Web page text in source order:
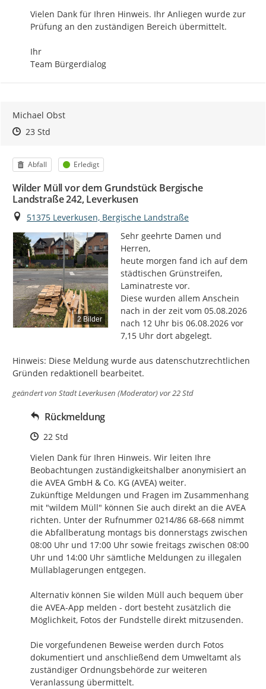
Vielen Dank für Ihren Hinweis. Ihr Anliegen wurde zur
Prüfung an den zuständigen Bereich übermittelt.
Ihr
Team Bürgerdialog
Michael Obst
Zeitpunkt des Erstellens
Zeitpunkt des Erstellens
23 StdZur Äußerung
Kategorie
Abfall Status
Erledigt
Wilder Müll vor dem Grundstück Bergische
Landstraße 242, Leverkusen
Ort
51375 Leverkusen, Bergische Landstraße
2 Bilder
Sehr geehrte Damen und
Herren,
heute morgen fand ich auf dem
städtischen Grünstreifen,
Laminatreste vor.
Diese wurden allem Anschein
nach in der zeit vom 05.08.2026
nach 12 Uhr bis 06.08.2026 vor
7,15 Uhr dort abgelegt.
Hinweis: Diese Meldung wurde aus datenschutzrechtlichen
Gründen redaktionell bearbeitet.
geändert von Stadt Leverkusen (Moderator)vor 22 Std
Rückmeldung
Zeitpunkt des Erstellens
22 Std
Vielen Dank für Ihren Hinweis. Wir leiten Ihre
Beobachtungen zuständigkeitshalber anonymisiert an
die AVEA GmbH & Co. KG (AVEA) weiter.
Zukünftige Meldungen und Fragen im Zusammenhang
mit "wildem Müll" können Sie auch direkt an die AVEA
richten. Unter der Rufnummer 0214/86 68-668 nimmt
die Abfallberatung montags bis donnerstags zwischen
08:00 Uhr und 17:00 Uhr sowie freitags zwischen 08:00
Uhr und 14:00 Uhr sämtliche Meldungen zu illegalen
Müllablagerungen entgegen.
Alternativ können Sie wilden Müll auch bequem über
die AVEA-App melden - dort besteht zusätzlich die
Möglichkeit, Fotos der Fundstelle direkt mitzusenden.
Die vorgefundenen Beweise werden durch Fotos
dokumentiert und anschließend dem Umweltamt als
zuständiger Ordnungsbehörde zur weiteren
Veranlassung übermittelt.